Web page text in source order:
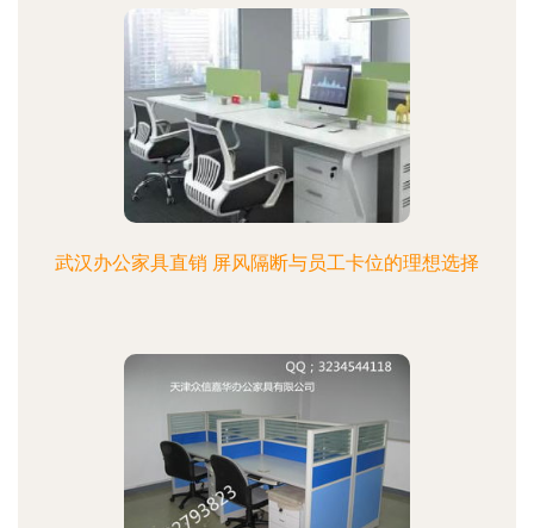
武汉办公家具直销 屏风隔断与员工卡位的理想选择